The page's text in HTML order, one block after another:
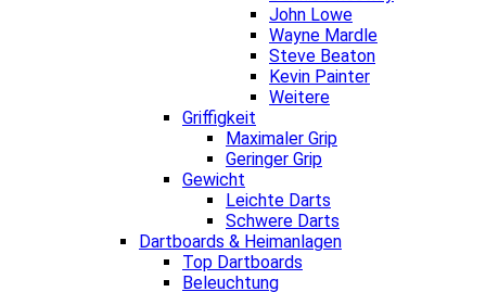
John Lowe
Wayne Mardle
Steve Beaton
Kevin Painter
Weitere
Griffigkeit
Maximaler Grip
Geringer Grip
Gewicht
Leichte Darts
Schwere Darts
Dartboards & Heimanlagen
Top Dartboards
Beleuchtung